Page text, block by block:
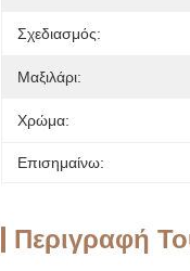
Σχεδιασμός:
Μαξιλάρι:
Χρώμα:
Επισημαίνω:
Περιγραφή